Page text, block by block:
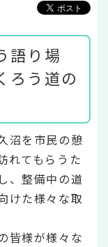
語り場
ろう道の
沼を市民の憩
れてもらうた
、整備中の道
けた様々な取
皆様が様々な